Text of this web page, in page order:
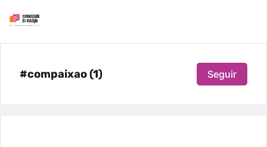
#compaixao (1) Seguir